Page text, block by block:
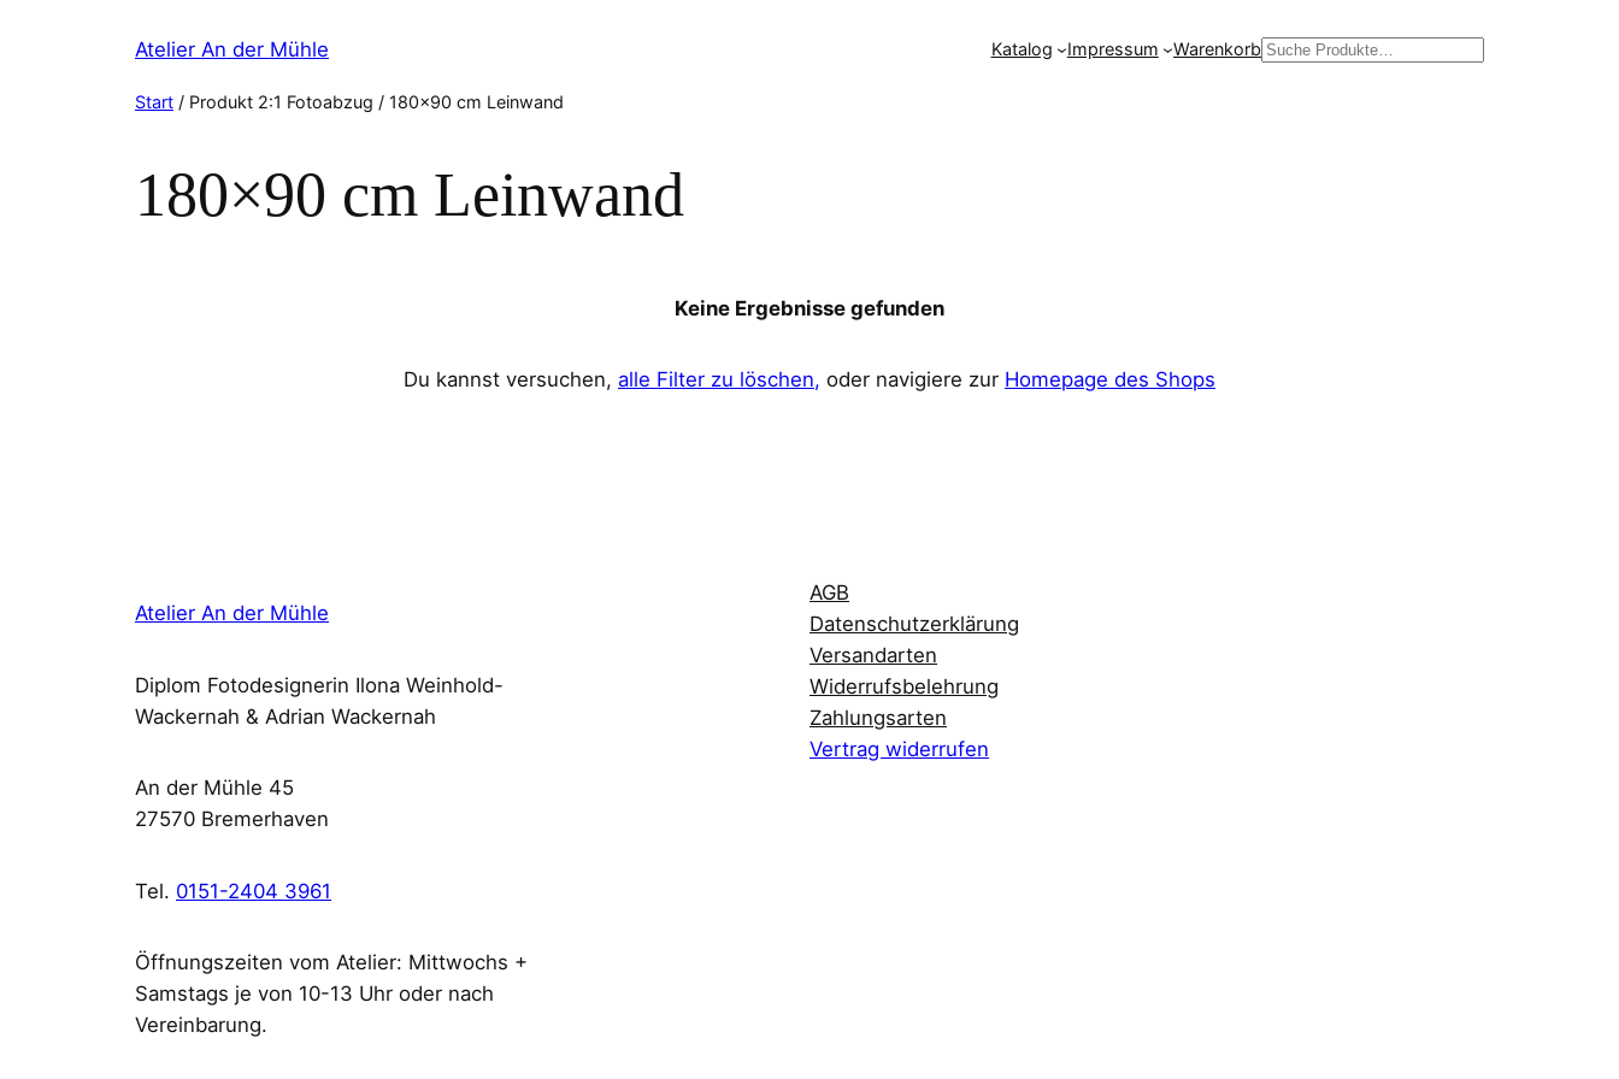
Atelier An der Mühle Katalog Impressum WarenkorbSuchen
Start / Produkt 2:1 Fotoabzug / 180×90 cm Leinwand
180×90 cm Leinwand
Keine Ergebnisse gefunden
Du kannst versuchen, alle Filter zu löschen, oder navigiere zur Homepage des Shops
Atelier An der Mühle
Diplom Fotodesignerin Ilona Weinhold-
Wackernah & Adrian Wackernah
An der Mühle 45
27570 Bremerhaven
Tel. 0151-2404 3961
Öffnungszeiten vom Atelier: Mittwochs +
Samstags je von 10-13 Uhr oder nach
Vereinbarung.
AGB
Datenschutzerklärung
Versandarten
Widerrufsbelehrung
Zahlungsarten
Vertrag widerrufen